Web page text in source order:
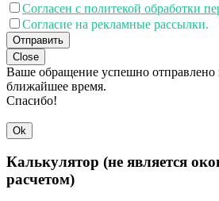
Согласен с политекой обработки
Согласие на рекламные рассылки.
Отправить
Close
Ваше обращение успешно отправлено
ближайшее время.
Спасибо!
Ok
Калькулятор (не является
расчетом)